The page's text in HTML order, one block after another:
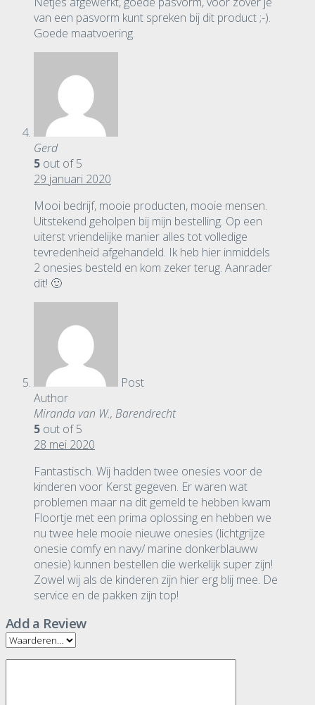
van een pasvorm kunt spreken bij dit product ;-).
Goede maatvoering.
Gerd
5 out of 5
29 januari 2020
Mooi bedrijf, mooie producten, mooie mensen.
Uitstekend geholpen bij mijn bestelling. Op een
uiterst vriendelijke manier alles tot volledige
tevredenheid afgehandeld. Ik heb hier inmiddels
2 onesies besteld en kom zeker terug. Aanrader
dit! 🙂
Post
Author
Miranda van W., Barendrecht
5 out of 5
28 mei 2020
Fantastisch. Wij hadden twee onesies voor de
kinderen voor Kerst gegeven. Er waren wat
problemen maar na dit gemeld te hebben kwam
Floortje met een prima oplossing en hebben we
nu twee hele mooie nieuwe onesies (lichtgrijze
onesie comfy en navy/ marine donkerblauww
onesie) kunnen bestellen die werkelijk super zijn!
Zowel wij als de kinderen zijn hier erg blij mee. De
service en de pakken zijn top!
Add a Review